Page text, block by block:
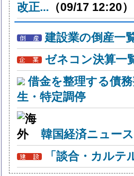
改正... （09/17 12:20）
建設業の倒産一
ゼネコン決算一
借金を整理する債
生・特定調停
韓国経済ニュー
「談合・カル